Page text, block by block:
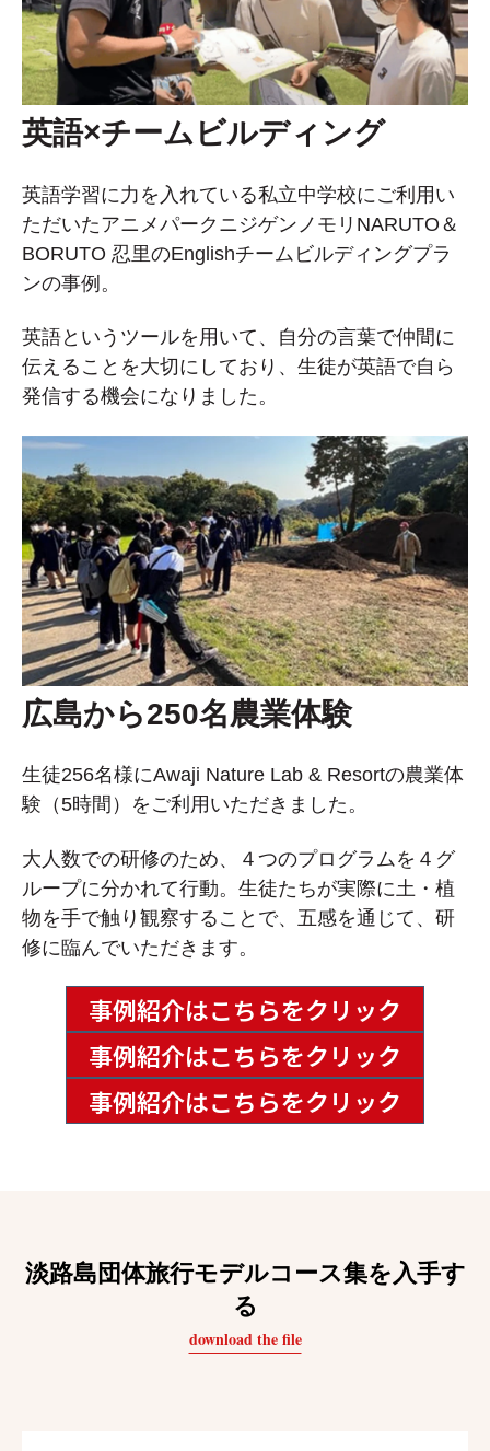
英語×チームビルディング
英語学習に力を入れている私立中学校にご利用い
ただいたアニメパークニジゲンノモリNARUTO＆
BORUTO 忍里のEnglishチームビルディングプラ
ンの事例。
英語というツールを用いて、自分の言葉で仲間に
伝えることを大切にしており、 生徒が英語で自ら
発信する機会になりました。
広島から250名農業体験
生徒256名様にAwaji Nature Lab & Resortの農業体
験（5時間）をご利用いただきました。
大人数での研修のため、４つのプログラムを４グ
ループに分かれて行動。生徒たちが実際に土・植
物を手で触り観察することで、五感を通じて、研
修に臨んでいただきます。
事例紹介はこちらをクリック
事例紹介はこちらをクリック
事例紹介はこちらをクリック
淡路島団体旅行モデルコース集を入手す
る
download the file